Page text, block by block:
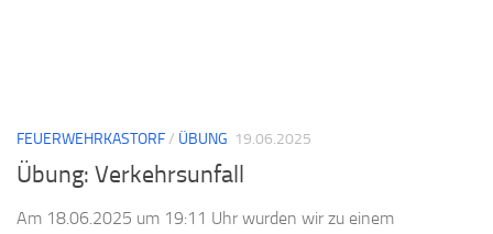
FEUERWEHRKASTORF/ ÜBUNG 19.06.2025
Übung: Verkehrsunfall
Am 18.06.2025 um 19:11 Uhr wurden wir zu einem